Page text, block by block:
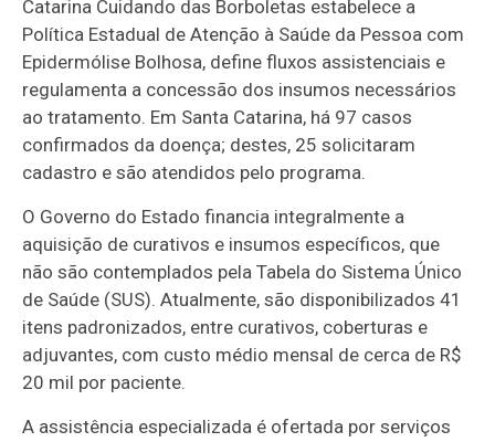
Catarina Cuidando das Borboletas estabelece a
Política Estadual de Atenção à Saúde da Pessoa com
Epidermólise Bolhosa, define fluxos assistenciais e
regulamenta a concessão dos insumos necessários
ao tratamento. Em Santa Catarina, há 97 casos
confirmados da doença; destes, 25 solicitaram
cadastro e são atendidos pelo programa.
O Governo do Estado financia integralmente a
aquisição de curativos e insumos específicos, que
não são contemplados pela Tabela do Sistema Único
de Saúde (SUS). Atualmente, são disponibilizados 41
itens padronizados, entre curativos, coberturas e
adjuvantes, com custo médio mensal de cerca de R$
20 mil por paciente.
A assistência especializada é ofertada por serviços